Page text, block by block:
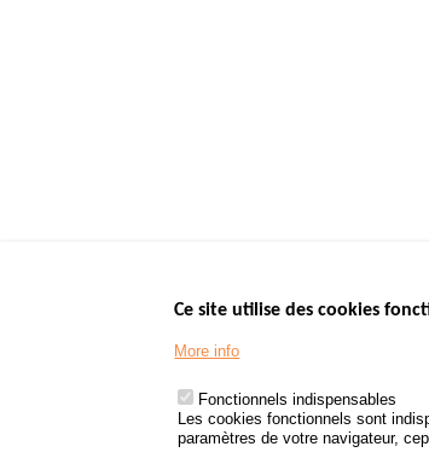
Ce site utilise des cookies
More info
Fonctionnels indispensables
Les cookies fonctionnels sont
paramètres de votre navigateur,